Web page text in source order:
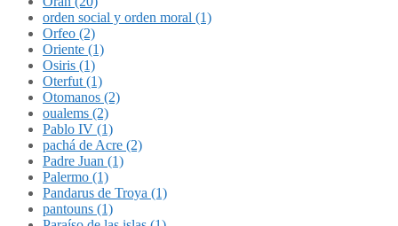
orden social y orden moral (1)
Orfeo (2)
Oriente (1)
Osiris (1)
Oterfut (1)
Otomanos (2)
oualems (2)
Pablo IV (1)
pachá de Acre (2)
Padre Juan (1)
Palermo (1)
Pandarus de Troya (1)
pantouns (1)